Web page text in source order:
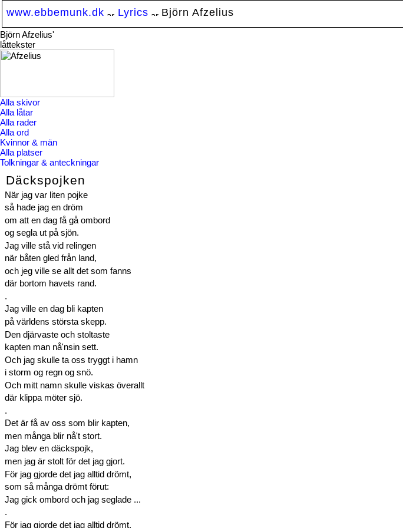
www.ebbemunk.dk Lyrics Björn Afzelius
Björn Afzelius'
låttekster
Alla skivor
Alla låtar
Alla rader
Alla ord
Kvinnor & män
Alla platser
Tolkningar & anteckningar
Däckspojken
När jag var liten pojke
så hade jag en dröm
om att en dag få gå ombord
og segla ut på sjön.
Jag ville stå vid relingen
när båten gled från land,
och jeg ville se allt det som fanns
där bortom havets rand.
.
Jag ville en dag bli kapten
på världens största skepp.
Den djärvaste och stoltaste
kapten man nå'nsin sett.
Och jag skulle ta oss tryggt i hamn
i storm og regn og snö.
Och mitt namn skulle viskas överallt
där klippa möter sjö.
.
Det är få av oss som blir kapten,
men många blir nå't stort.
Jag blev en däckspojk,
men jag är stolt för det jag gjort.
För jag gjorde det jag alltid drömt,
som så många drömt förut:
Jag gick ombord och jag seglade ...
.
För jag gjorde det jag alltid drömt,